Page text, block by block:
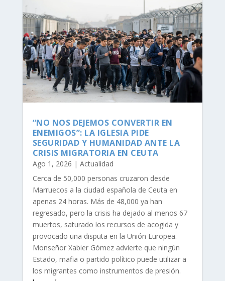
“NO NOS DEJEMOS CONVERTIR EN
ENEMIGOS”: LA IGLESIA PIDE
SEGURIDAD Y HUMANIDAD ANTE LA
CRISIS MIGRATORIA EN CEUTA
Ago 1, 2026 | Actualidad
Cerca de 50,000 personas cruzaron desde
Marruecos a la ciudad española de Ceuta en
apenas 24 horas. Más de 48,000 ya han
regresado, pero la crisis ha dejado al menos 67
muertos, saturado los recursos de acogida y
provocado una disputa en la Unión Europea.
Monseñor Xabier Gómez advierte que ningún
Estado, mafia o partido político puede utilizar a
los migrantes como instrumentos de presión.